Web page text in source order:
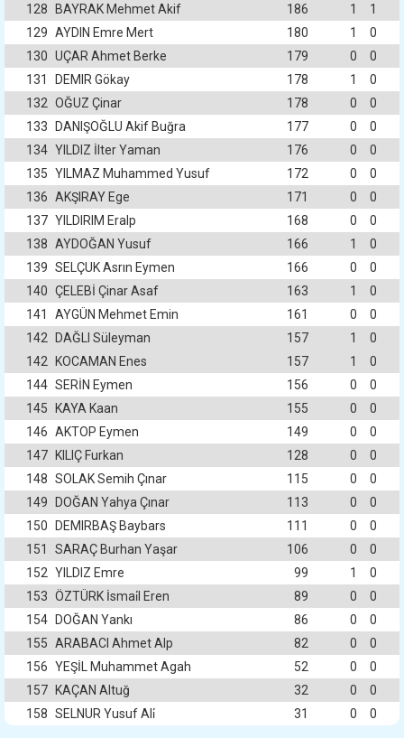
128
BAYRAK Mehmet Akif 186 1
1
129 AYDIN Emre Mert 180 1
0
130 UÇAR Ahmet Berke 179 0
0
131
DEMIR Gökay 178 1
0
132 OĞUZ Çinar 178 0
0
133
DANIŞOĞLU Akif Buğra 177 0
0
134 YILDIZ İlter Yaman 176 0
0
135 YILMAZ Muhammed Yusuf 172 0
0
136 AKŞIRAY Ege 171 0
0
137 YILDIRIM Eralp 168 0
0
138 AYDOĞAN Yusuf 166 1
0
139 SELÇUK Asrın Eymen 166 0
0
140 ÇELEBİ Çinar Asaf 163 1
0
141
AYGÜN Mehmet Emin 161 0
0
142
DAĞLI Süleyman 157 1
0
142
KOCAMAN Enes 157 1
0
144 SERİN Eymen 156 0
0
145
KAYA Kaan 155 0
0
146 AKTOP Eymen 149 0
0
147
KILIÇ Furkan 128 0
0
148 SOLAK Semih Çınar 115 0
0
149
DOĞAN Yahya Çınar 113 0
0
150
DEMIRBAŞ Baybars 111 0
0
151
SARAÇ Burhan Yaşar 106 0
0
152 YILDIZ Emre 99 1
0
153 ÖZTÜRK İsmai̇l Eren 89 0
0
154
DOĞAN Yankı 86 0
0
155 ARABACI Ahmet Alp 82 0
0
156 YEŞİL Muhammet Agah 52 0
0
157
KAÇAN Altuğ 32 0
0
158 SELNUR Yusuf Ali̇ 31 0 0